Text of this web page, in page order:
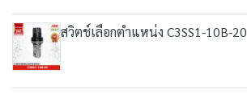
สวิตช์เลือกตำแหน่ง C3SS1-10B-20